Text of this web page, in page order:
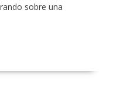
sobre una